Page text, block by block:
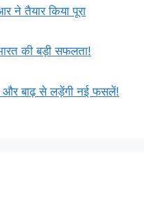
ने तैयार किया पूरा
की बड़ी सफलता!
और बाढ़ से लड़ेंगी नई फसलें!